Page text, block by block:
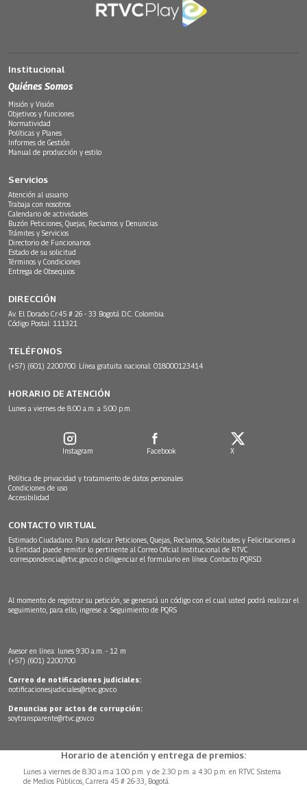
Institucional
Quiénes Somos
Misión y Visión
Objetivos y funciones
Normatividad
Políticas y Planes
Informes de Gestión
Manual de producción y estilo
Servicios
Atención al usuario
Trabaja con nosotros
Calendario de actividades
Buzón Peticiones, Quejas, Reclamos y Denuncias
Trámites y Servicios
Directorio de Funcionarios
Estado de su solicitud
Términos y Condiciones
Entrega de Obsequios
DIRECCIÓN
Av. El Dorado Cr.45 # 26 - 33 Bogotá D.C. Colombia.
Código Postal: 111321
TELÉFONOS
(+57) (601) 2200700. Línea gratuita nacional: 018000123414
HORARIO DE ATENCIÓN
Lunes a viernes de 8:00 a.m. a 5:00 p.m.
Instagram Facebook X
Política de privacidad y tratamiento de datos personales
Condiciones de uso
Accesibilidad
CONTACTO VIRTUAL
Estimado Ciudadano: Para radicar Peticiones, Quejas, Reclamos, Solicitudes y Felicitaciones a
la Entidad puede remitir lo pertinente al Correo Oficial Institucional de RTVC
correspondencia@rtvc.gov.co o diligenciar el formulario en línea: Contacto PQRSD.
Al momento de registrar su petición, se generará un código con el cual usted podrá realizar el
seguimiento, para ello, ingrese a: Seguimiento de PQRS
Asesor en línea: lunes 9:30 a.m. - 12 m
(+57) (601) 2200700
Correo de notificaciones judiciales:
notificacionesjudiciales@rtvc.gov.co
Denuncias por actos de corrupción:
soytransparente@rtvc.gov.co
Horario de atención y entrega de premios:
Lunes a viernes de 8:30 a.m.a 1:00 p.m. y de 2:30 p.m. a 4:30 p.m. en RTVC Sistema
de Medios Públicos, Carrera 45 # 26-33, Bogotá.